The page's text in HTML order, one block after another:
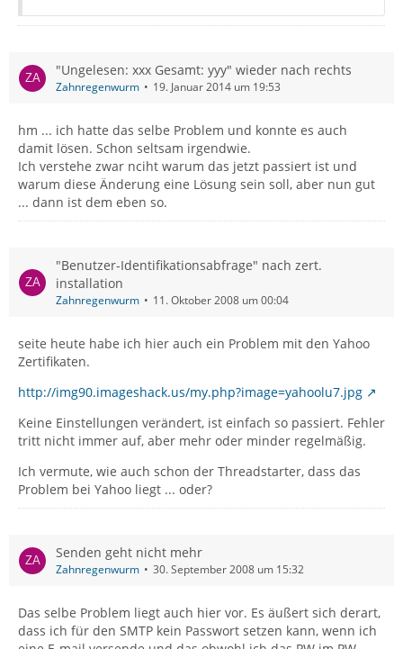
"Ungelesen: xxx Gesamt: yyy" wieder nach rechts
Zahnregenwurm 19. Januar 2014 um 19:53
hm ... ich hatte das selbe Problem und konnte es auch
damit lösen. Schon seltsam irgendwie.
Ich verstehe zwar nciht warum das jetzt passiert ist und
warum diese Änderung eine Lösung sein soll, aber nun gut
... dann ist dem eben so.
"Benutzer-Identifikationsabfrage" nach zert.
installation
Zahnregenwurm 11. Oktober 2008 um 00:04
seite heute habe ich hier auch ein Problem mit den Yahoo
Zertifikaten.
http://img90.imageshack.us/my.php?image=yahoolu7.jpg
Keine Einstellungen verändert, ist einfach so passiert. Fehler
tritt nicht immer auf, aber mehr oder minder regelmäßig.
Ich vermute, wie auch schon der Threadstarter, dass das
Problem bei Yahoo liegt ... oder?
Senden geht nicht mehr
Zahnregenwurm 30. September 2008 um 15:32
Das selbe Problem liegt auch hier vor. Es äußert sich derart,
dass ich für den SMTP kein Passwort setzen kann, wenn ich